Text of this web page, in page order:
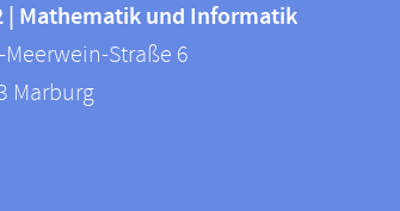
| Mathematik und Informatik
Meerwein-Straße 6
Marburg